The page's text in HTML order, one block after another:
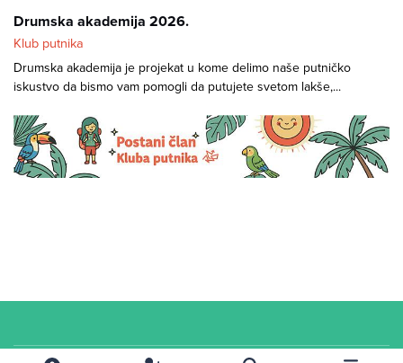
Drumska akademija 2026.
Klub putnika
Drumska akademija je projekat u kome delimo naše putničko
iskustvo da bismo vam pomogli da putujete svetom lakše,...